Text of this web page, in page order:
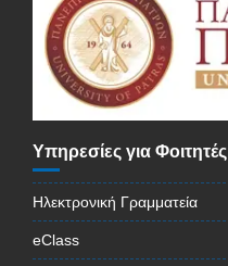
Υπηρεσίες για Φοιτητές
Ηλεκτρονική Γραμματεία
eClass